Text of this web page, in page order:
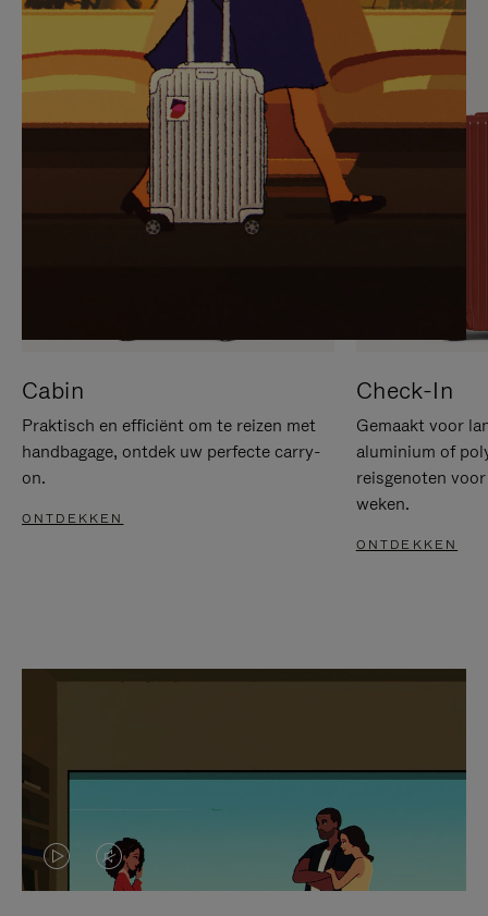
TE
PAUZEREN
DRUK
HIER
OM
HET
DEMPEN
OP
Cabin
Praktisch en efficiënt om te reizen met
handbagage, ontdek uw perfecte carry-
on.
ONTDEKKEN
Check-In
Gemaakt voor
aluminium of
reisgenoten
weken.
ONTDEKKEN
VIDEO
HET